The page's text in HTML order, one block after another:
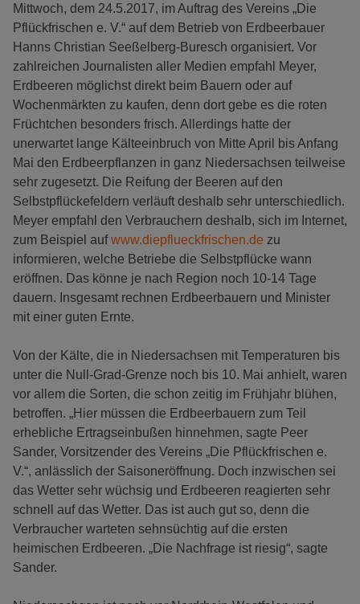
Mittwoch, dem 24.5.2017, im Auftrag des Vereins „Die
Pflückfrischen e. V.“ auf dem Betrieb von Erdbeerbauer
Hanns Christian Seeßelberg-Buresch organisiert. Vor
zahlreichen Journalisten aller Medien empfahl Meyer,
Erdbeeren möglichst direkt beim Bauern oder auf
Wochenmärkten zu kaufen, denn dort gebe es die roten
Früchtchen besonders frisch. Allerdings hatte der
unerwartet lange Kälteeinbruch von Mitte April bis Anfang
Mai den Erdbeerpflanzen in ganz Niedersachsen teilweise
sehr zugesetzt. Die Reifung der Beeren auf den
Selbstpflückefeldern verläuft deshalb sehr unterschiedlich.
Meyer empfahl den Verbrauchern deshalb, sich im Internet,
zum Beispiel aufwww.diepflueckfrischen.de zu
informieren, welche Betriebe die Selbstpflücke wann
eröffnen. Das könne je nach Region noch 10-14 Tage
dauern. Insgesamt rechnen Erdbeerbauern und Minister
mit einer guten Ernte.
Von der Kälte, die in Niedersachsen mit Temperaturen bis
unter die Null-Grad-Grenze noch bis 10. Mai anhielt, waren
vor allem die Sorten, die schon zeitig im Frühjahr blühen,
betroffen. „Hier müssen die Erdbeerbauern zum Teil
erhebliche Ertragseinbußen hinnehmen, sagte Peer
Sander, Vorsitzender des Vereins „Die Pflückfrischen e.
V.“, anlässlich der Saisoneröffnung. Doch inzwischen sei
das Wetter sehr wüchsig und Erdbeeren reagierten sehr
schnell auf das Wetter. Das ist auch gut so, denn die
Verbraucher warteten sehnsüchtig auf die ersten
heimischen Erdbeeren. „Die Nachfrage ist riesig“, sagte
Sander.